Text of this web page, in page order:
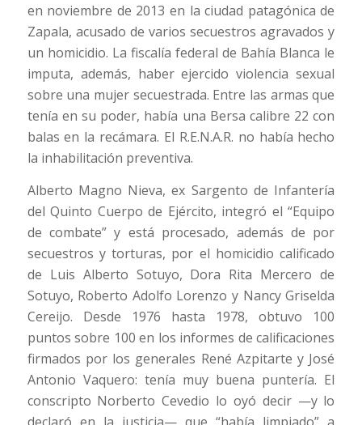
en noviembre de 2013 en la ciudad patagónica de
Zapala, acusado de varios secuestros agravados y
un homicidio. La fiscalía federal de Bahía Blanca le
imputa, además, haber ejercido violencia sexual
sobre una mujer secuestrada. Entre las armas que
tenía en su poder, había una Bersa calibre 22 con
balas en la recámara. El R.E.N.A.R. no había hecho
la inhabilitación preventiva.
Alberto Magno Nieva, ex Sargento de Infantería
del Quinto Cuerpo de Ejército, integró el “Equipo
de combate” y está procesado, además de por
secuestros y torturas, por el homicidio calificado
de Luis Alberto Sotuyo, Dora Rita Mercero de
Sotuyo, Roberto Adolfo Lorenzo y Nancy Griselda
Cereijo. Desde 1976 hasta 1978, obtuvo 100
puntos sobre 100 en los informes de calificaciones
firmados por los generales René Azpitarte y José
Antonio Vaquero: tenía muy buena puntería. El
conscripto Norberto Cevedio lo oyó decir —y lo